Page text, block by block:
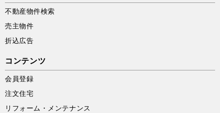
不動産物件検索
売主物件
折込広告
コンテンツ
会員登録
注文住宅
リフォーム・メンテナンス